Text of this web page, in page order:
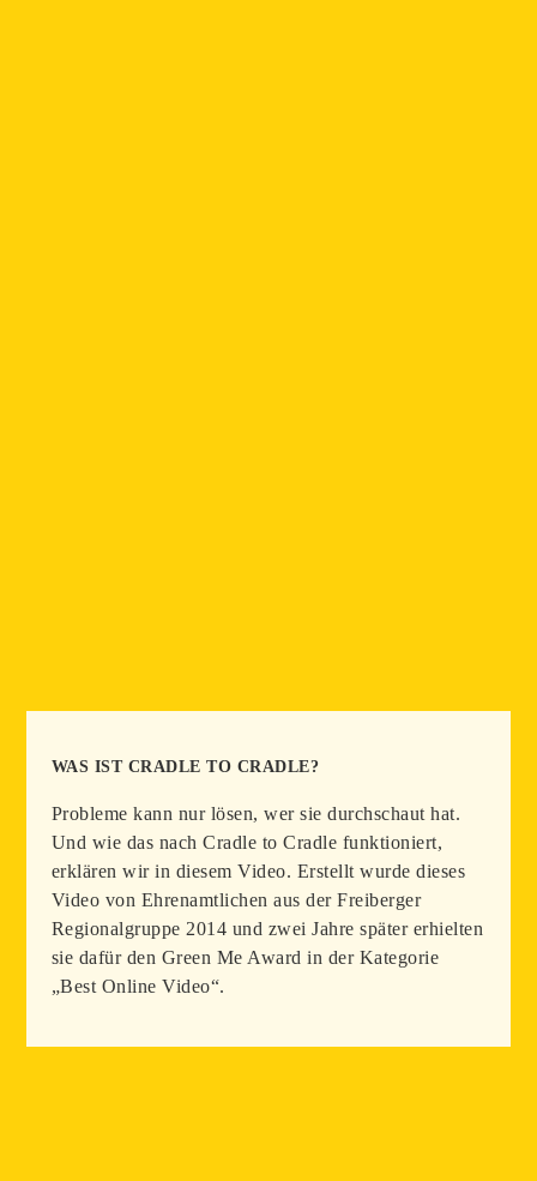
WAS IST CRADLE TO CRADLE?
Probleme kann nur lösen, wer sie durchschaut hat.
Und wie das nach Cradle to Cradle funktioniert,
erklären wir in diesem Video. Erstellt wurde dieses
Video von Ehrenamtlichen aus der Freiberger
Regionalgruppe 2014 und zwei Jahre später erhielten
sie dafür den Green Me Award in der Kategorie
„Best Online Video“.